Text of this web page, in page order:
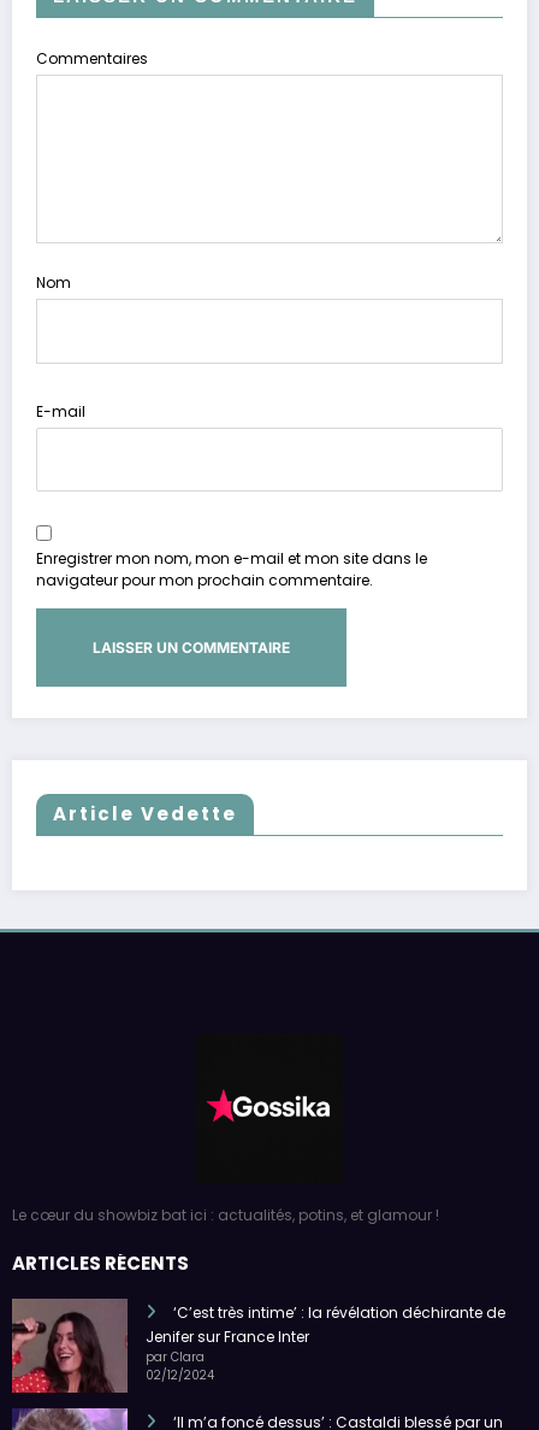
Commentaires
Nom
E-mail
Enregistrer mon nom, mon e-mail et mon site dans le
navigateur pour mon prochain commentaire.
Article Vedette
Le cœur du showbiz bat ici : actualités, potins, et glamour !
ARTICLES RÉCENTS
‘C’est très intime’ : la révélation déchirante de
Jenifer sur France Inter
par Clara
02/12/2024
‘Il m’a foncé dessus’ : Castaldi blessé par un